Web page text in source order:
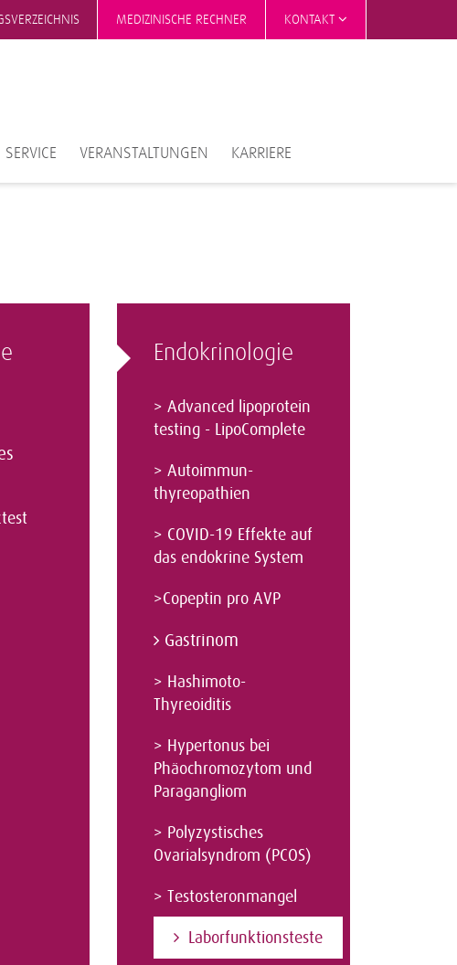
MEDIZINISCHE RECHNER KONTAKT
SERVICE VERANSTALTUNGEN KARRIERE
Endokrinologie
> Advanced lipoprotein
testing - LipoComplete
> Autoimmun-
thyreopathien
> COVID-19 Effekte auf
das endokrine System
>Copeptin pro AVP
Gastrinom
> Hashimoto-
Thyreoiditis
> Hypertonus bei
Phäochromozytom und
Paragangliom
> Polyzystisches
Ovarialsyndrom (PCOS)
> Testosteronmangel
Laborfunktionsteste